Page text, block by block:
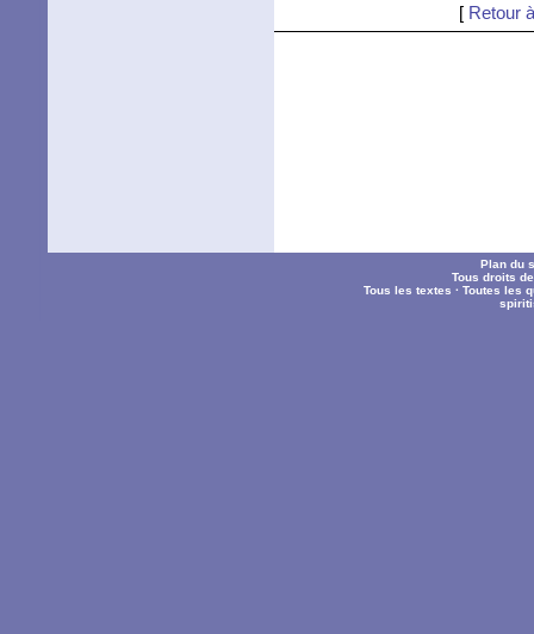
[ Retour
Plan du
Tous droits
Tous les textes ·Toutes les